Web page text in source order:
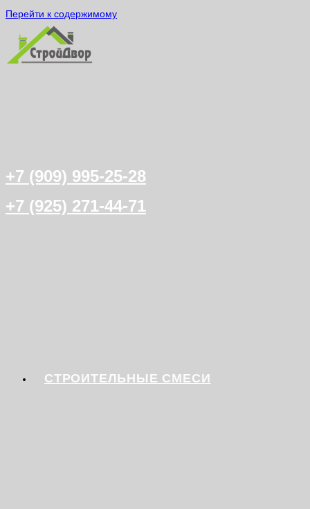
Перейти к содержимому
+7 (909) 995-25-28
+7 (925) 271-44-71
СТРОИТЕЛЬНЫЕ СМЕСИ